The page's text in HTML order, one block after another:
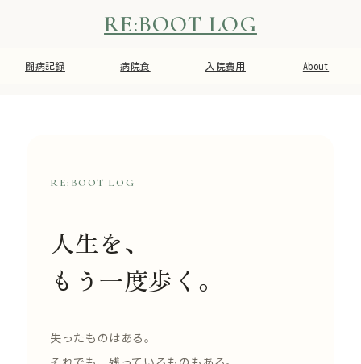
RE:BOOT LOG
闘病記録 病院食 入院費用 About
RE:BOOT LOG
人生を、
もう一度歩く。
失ったものはある。